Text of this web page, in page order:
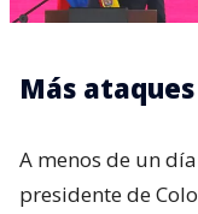
Más ataques
A menos de un
presidente de